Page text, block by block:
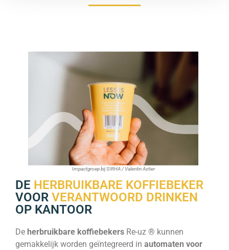
Impactgroep bij SIRHA / Valentin Astier
DE HERBRUIKBARE KOFFIEBEKER
VOOR VERANTWOORD DRINKEN
OP KANTOOR
De herbruikbare koffiebekers Re-uz ® kunnen
gemakkelijk worden geïntegreerd in automaten voor